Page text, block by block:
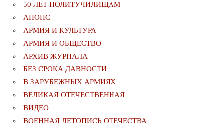
50 ЛЕТ ПОЛИТУЧИЛИЩАМ
АНОНС
АРМИЯ И КУЛЬТУРА
АРМИЯ И ОБЩЕСТВО
АРХИВ ЖУРНАЛА
БЕЗ СРОКА ДАВНОСТИ
В ЗАРУБЕЖНЫХ АРМИЯХ
ВЕЛИКАЯ ОТЕЧЕСТВЕННАЯ
ВИДЕО
ВОЕННАЯ ЛЕТОПИСЬ ОТЕЧЕСТВА